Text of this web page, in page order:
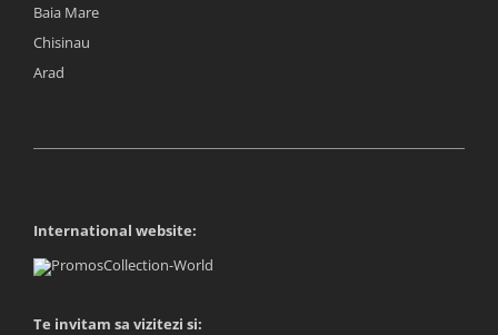
Baia Mare
Chisinau
Arad
International website:
Te invitam sa vizitezi si: